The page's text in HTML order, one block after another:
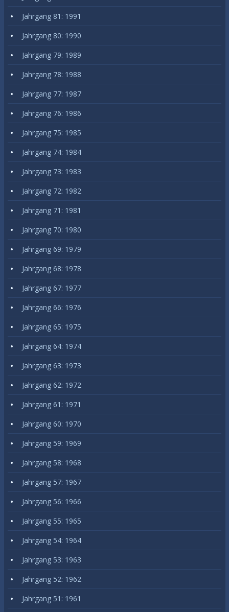
Jahrgang 81: 1991
Jahrgang 80: 1990
Jahrgang 79: 1989
Jahrgang 78: 1988
Jahrgang 77: 1987
Jahrgang 76: 1986
Jahrgang 75: 1985
Jahrgang 74: 1984
Jahrgang 73: 1983
Jahrgang 72: 1982
Jahrgang 71: 1981
Jahrgang 70: 1980
Jahrgang 69: 1979
Jahrgang 68: 1978
Jahrgang 67: 1977
Jahrgang 66: 1976
Jahrgang 65: 1975
Jahrgang 64: 1974
Jahrgang 63: 1973
Jahrgang 62: 1972
Jahrgang 61: 1971
Jahrgang 60: 1970
Jahrgang 59: 1969
Jahrgang 58: 1968
Jahrgang 57: 1967
Jahrgang 56: 1966
Jahrgang 55: 1965
Jahrgang 54: 1964
Jahrgang 53: 1963
Jahrgang 52: 1962
Jahrgang 51: 1961